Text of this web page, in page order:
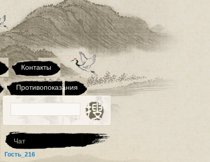
Контакты
Противопоказания
Чат
Гость_216
Гость_411
12 марта 2023 - 10:11
Здравствуйте. Набор новичков во
взрослую группу будет только в
сентябре?
Сергей
17 июля 2023 - 16:51
Здравствуйте! Зовут меня Сергей, я
представляю рекламную компанию,
которая существует уже достаточно
давно. Нам приглянулся ваш сайт.
Возможна ли его покупка?
Интересует только лишь сайт с
доменным именем, без бизнеса,
Сергей
17 июля 2023 - 16:51